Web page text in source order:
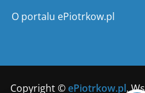
O portalu ePiotrkow.pl
Copyright ©ePiotrkow.pl.